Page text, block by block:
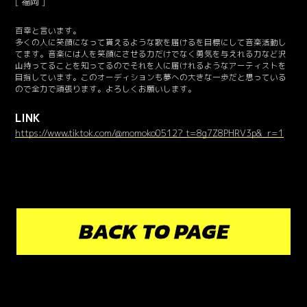
百幸と言います。
多くの人に笑顔になって貰えるような歌を届けるを目標にして音楽活動し
てます。音楽には人を笑顔にさせる力だけでなく勇気を与えれる力など沢
山持ってることを知ってるのでそれを人に届けれるようなアーティストを
目指しています。このオーディションも夢への大きな一歩だと思っている
ので全力で頑張ります。よろしくお願いします。
LINK
https://www.tiktok.com/@momoko0512?_t=8g7Z8PHRV3p&_r=1
BACK TO PAGE